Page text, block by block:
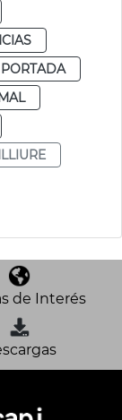
de Interés